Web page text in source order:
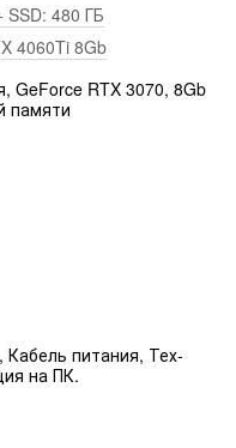
SSD: 480 ГБ
4060Ti 8Gb
GeForce RTX 3070, 8Gb
памяти
питания, Тех-
на ПК.